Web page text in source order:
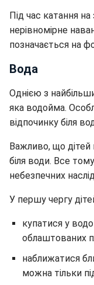
Під час катання
нерівномірне
позначається на
Вода
Однією з
яка водойма.
відпочинку біля
Важливо, що
біля води. Все
небезпечних
У першу чергу
купатися у
облаштованих
наближатися
можна тільки